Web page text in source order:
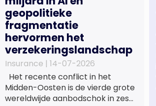
geopolitieke
fragmentatie
hervormen het
verzekeringslandschap
Insurance | 14-07-2026
Het recente conflict in het
Midden-Oosten is de vierde grote
wereldwijde aanbodschok in zes